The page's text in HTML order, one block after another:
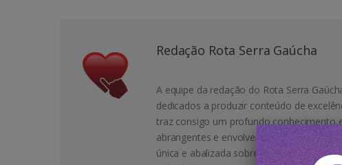
Redação Rota Serra Gaúcha
A equipe da redação do Rota Serra
dedicados a produzir conteúdo de
traz consigo um profundo conhecimento
abrangentes e envolventes para os
única e abalizada sobre destinos,